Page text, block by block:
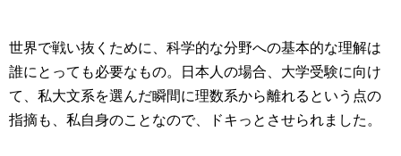
世界で戦い抜くために、科学的な分野への基本的な理解は
誰にとっても必要なもの。日本人の場合、大学受験に向け
て、私大文系を選んだ瞬間に理数系から離れるという点の
指摘も、私自身のことなので、ドキっとさせられました。